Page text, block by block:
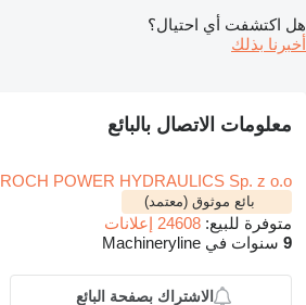
هل اكتشفت أي احتيال؟
أخبرنا بذلك
معلومات الاتصال بالبائع
ROCH POWER HYDRAULICS Sp. z o.o.
بائع موثوق (معتمد)
متوفرة للبيع: 24608 إعلانات
9 سنوات في Machineryline
الاشتراك بصفحة البائع